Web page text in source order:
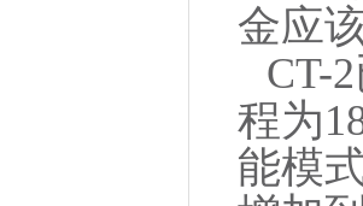
金应
CT-
程为
能模